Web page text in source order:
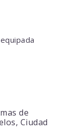
de
Ciudad